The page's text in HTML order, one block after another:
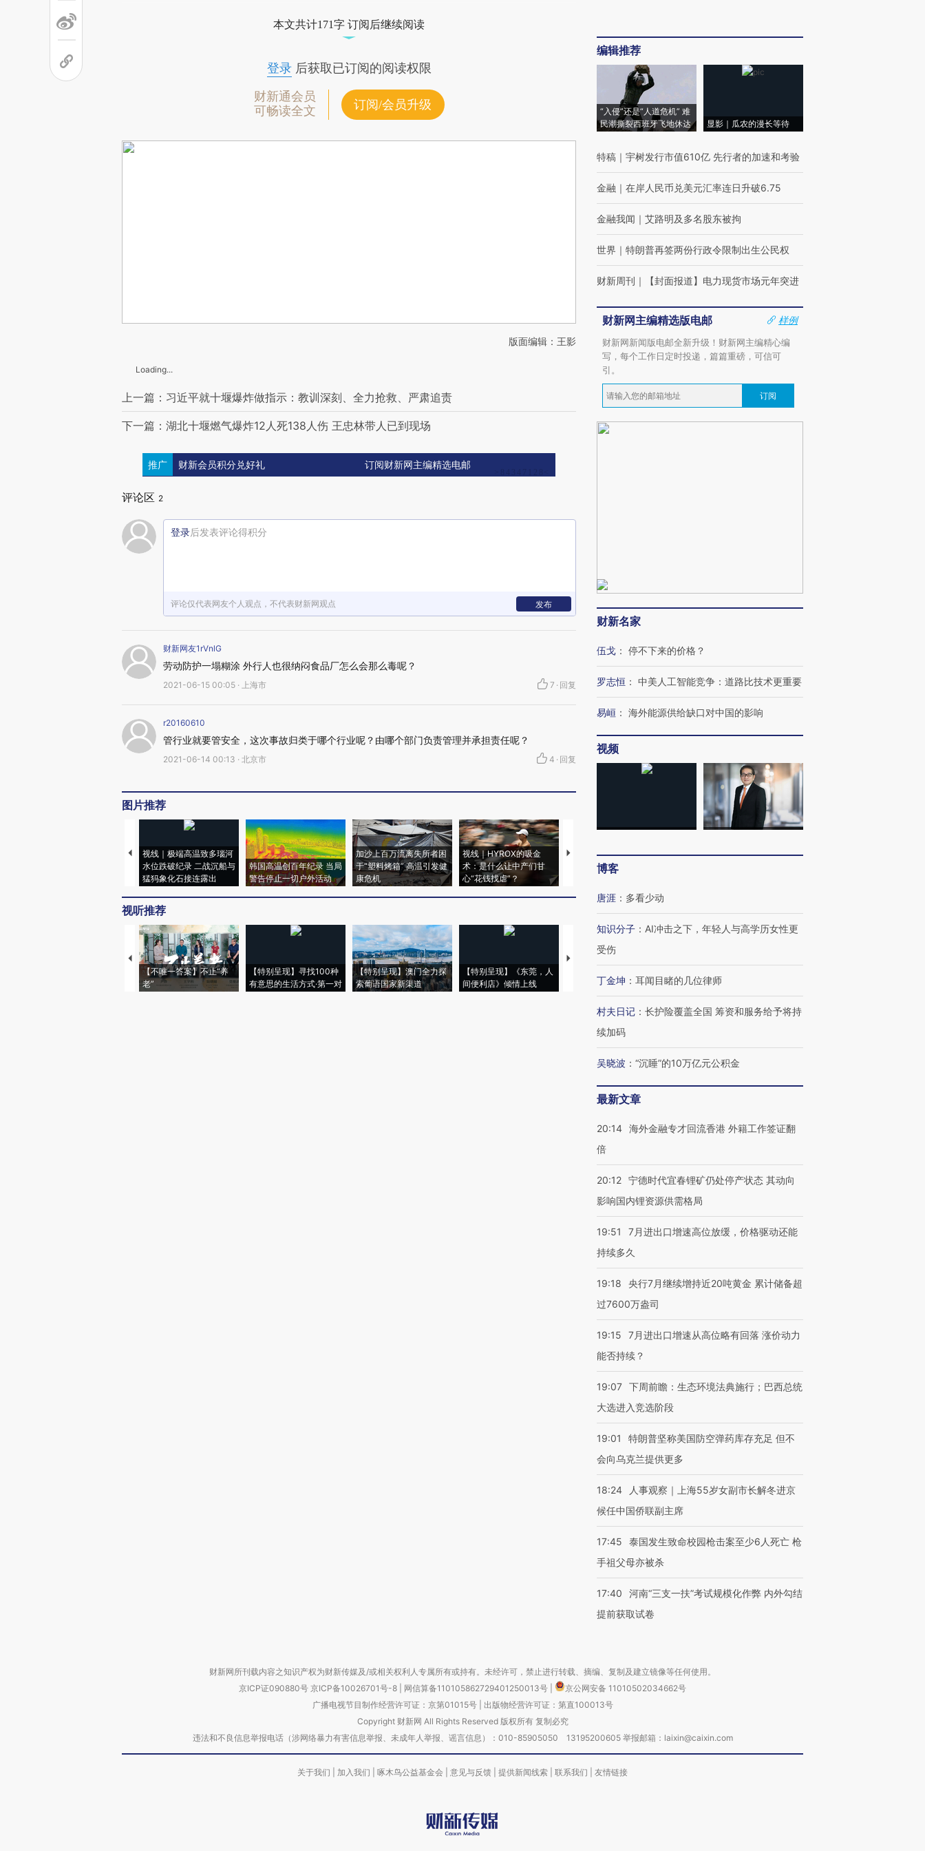
本文共计171字 订阅后继续阅读
登录后获取已订阅的阅读权限
财新通会员
可畅读全文
订阅/会员升级
版面编辑：王影
Loading...
上一篇：习近平就十堰爆炸做指示：教训深刻、全力抢救、严肃追责
下一篇：湖北十堰燃气爆炸12人死138人伤 王忠林带人已到现场
推广 财新会员积分兑好礼 订阅财新网主编精选电邮
评论区 2
登录后发表评论得积分
评论仅代表网友个人观点，不代表财新网观点 发布
财新网友1rVnlG
劳动防护一塌糊涂 外行人也很纳闷食品厂怎么会那么毒呢？
2021-06-15 00:05 · 上海市 7 · 回复
r20160610
管行业就要管安全，这次事故归类于哪个行业呢？由哪个部门负责管理并承担责任呢？
2021-06-14 00:13 · 北京市 4 · 回复
图片推荐
视线｜极端高温致多瑙河
水位跌破纪录 二战沉船与
猛犸象化石接连露出
韩国高温创百年纪录 当局
警告停止一切户外活动
加沙上百万流离失所者困
于“塑料烤箱” 高温引发健
康危机
视线｜HYROX的吸金
术：是什么让中产们甘
心“花钱找虐”？
马航飞行员跨国走私7万
粒摇头丸 尿检体内含3种
视线｜被称为“蟑螂”的印
视线｜“入侵”还是“人道危
视听推荐
【不唯一答案】不止“养
老”
【特别呈现】寻找100种
有意思的生活方式·第一对
【特别呈现】澳门全力探
索葡语国家新渠道
【特别呈现】《东莞，人
间便利店》倾情上线
【推广】走进第四届链博
有意思的生活方式·第三对
编辑推荐
“入侵”还是“人道危机” 难
民潮撕裂西班牙飞地休达
显影｜瓜农的漫长等待
特稿 ｜ 宇树发行市值610亿 先行者的加速和考验
金融 ｜ 在岸人民币兑美元汇率连日升破6.75
金融我闻 ｜ 艾路明及多名股东被拘
世界 ｜ 特朗普再签两份行政令限制出生公民权
财新周刊 ｜ 【封面报道】电力现货市场元年突进
财新网主编精选版电邮
样例
财新网新闻版电邮全新升级！财新网主编精心编
写，每个工作日定时投递，篇篇重磅，可信可
引。
订阅
财新名家
伍戈 ： 停不下来的价格？
罗志恒 ： 中美人工智能竞争：道路比技术更重要
易峘 ： 海外能源供给缺口对中国的影响
视频
博客
唐涯 ： 多看少动
知识分子 ： AI冲击之下，年轻人与高学历女性更
受伤
丁金坤 ： 耳闻目睹的几位律师
村夫日记 ： 长护险覆盖全国 筹资和服务给予将持
续加码
吴晓波 ： “沉睡”的10万亿元公积金
最新文章
20:14 海外金融专才回流香港 外籍工作签证翻
倍
20:12 宁德时代宜春锂矿仍处停产状态 其动向
影响国内锂资源供需格局
19:51
7月进出口增速高位放缓，价格驱动还能
持续多久
19:18
央行7月继续增持近20吨黄金 累计储备超
过7600万盎司
19:15
7月进出口增速从高位略有回落 涨价动力
能否持续？
19:07 下周前瞻：生态环境法典施行；巴西总统
大选进入竞选阶段
19:01
特朗普坚称美国防空弹药库存充足 但不
会向乌克兰提供更多
18:24
人事观察｜上海55岁女副市长解冬进京
候任中国侨联副主席
17:45
泰国发生致命校园枪击案至少6人死亡 枪
手祖父母亦被杀
17:40
河南“三支一扶”考试规模化作弊 内外勾结
提前获取试卷
财新网所刊载内容之知识产权为财新传媒及/或相关权利人专属所有或持有。未经许可，禁止进行转载、摘编、复制及建立镜像等任何使用。
京ICP证090880号 京ICP备10026701号-8 网信算备110105862729401250013号
京公网安备 11010502034662号
广播电视节目制作经营许可证：京第01015号| 出版物经营许可证：第直100013号
Copyright 财新网 All Rights Reserved 版权所有 复制必究
违法和不良信息举报电话（涉网络暴力有害信息举报、未成年人举报、谣言信息）：010-85905050 13195200605 举报邮箱：laixin@caixin.com
关于我们 加入我们 啄木鸟公益基金会 意见与反馈 提供新闻线索 联系我们 友情链接